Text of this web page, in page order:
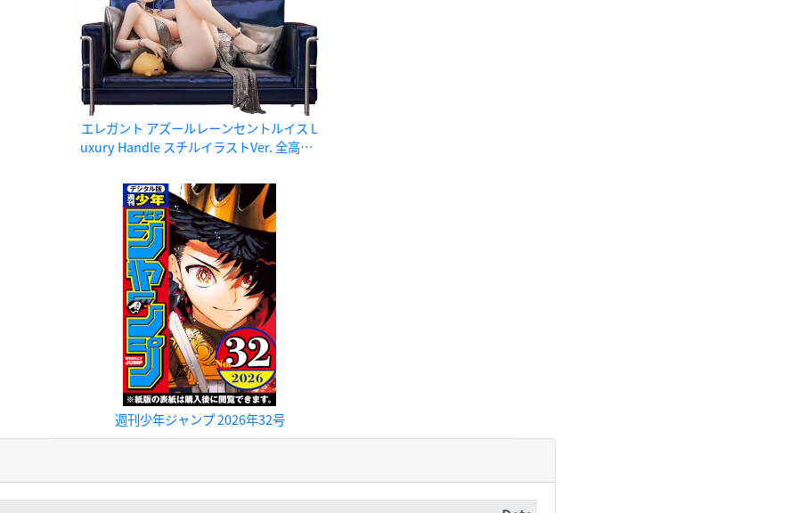
エレガント アズールレーンセントルイス L
uxury Handle スチルイラストVer. 全高約1
ール塗装済み完成品フィギュア
週刊少年ジャンプ 2026年32号